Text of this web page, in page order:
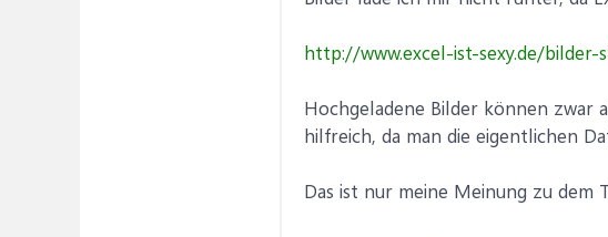
http://www.excel-ist-sexy.de/
Hochgeladene Bilder können zwar
hilfreich, da man die eigentlichen
Das ist nur meine Meinung zu dem